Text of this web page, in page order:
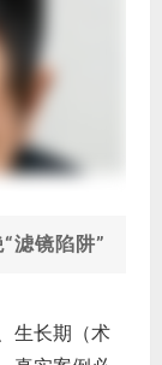
滤镜陷阱”
生长期（术